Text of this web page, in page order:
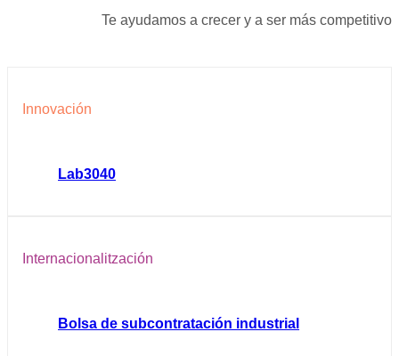
Te ayudamos a crecer y a ser más competitivo
Innovación
Lab3040
Internacionalitzación
Bolsa de subcontratación industrial